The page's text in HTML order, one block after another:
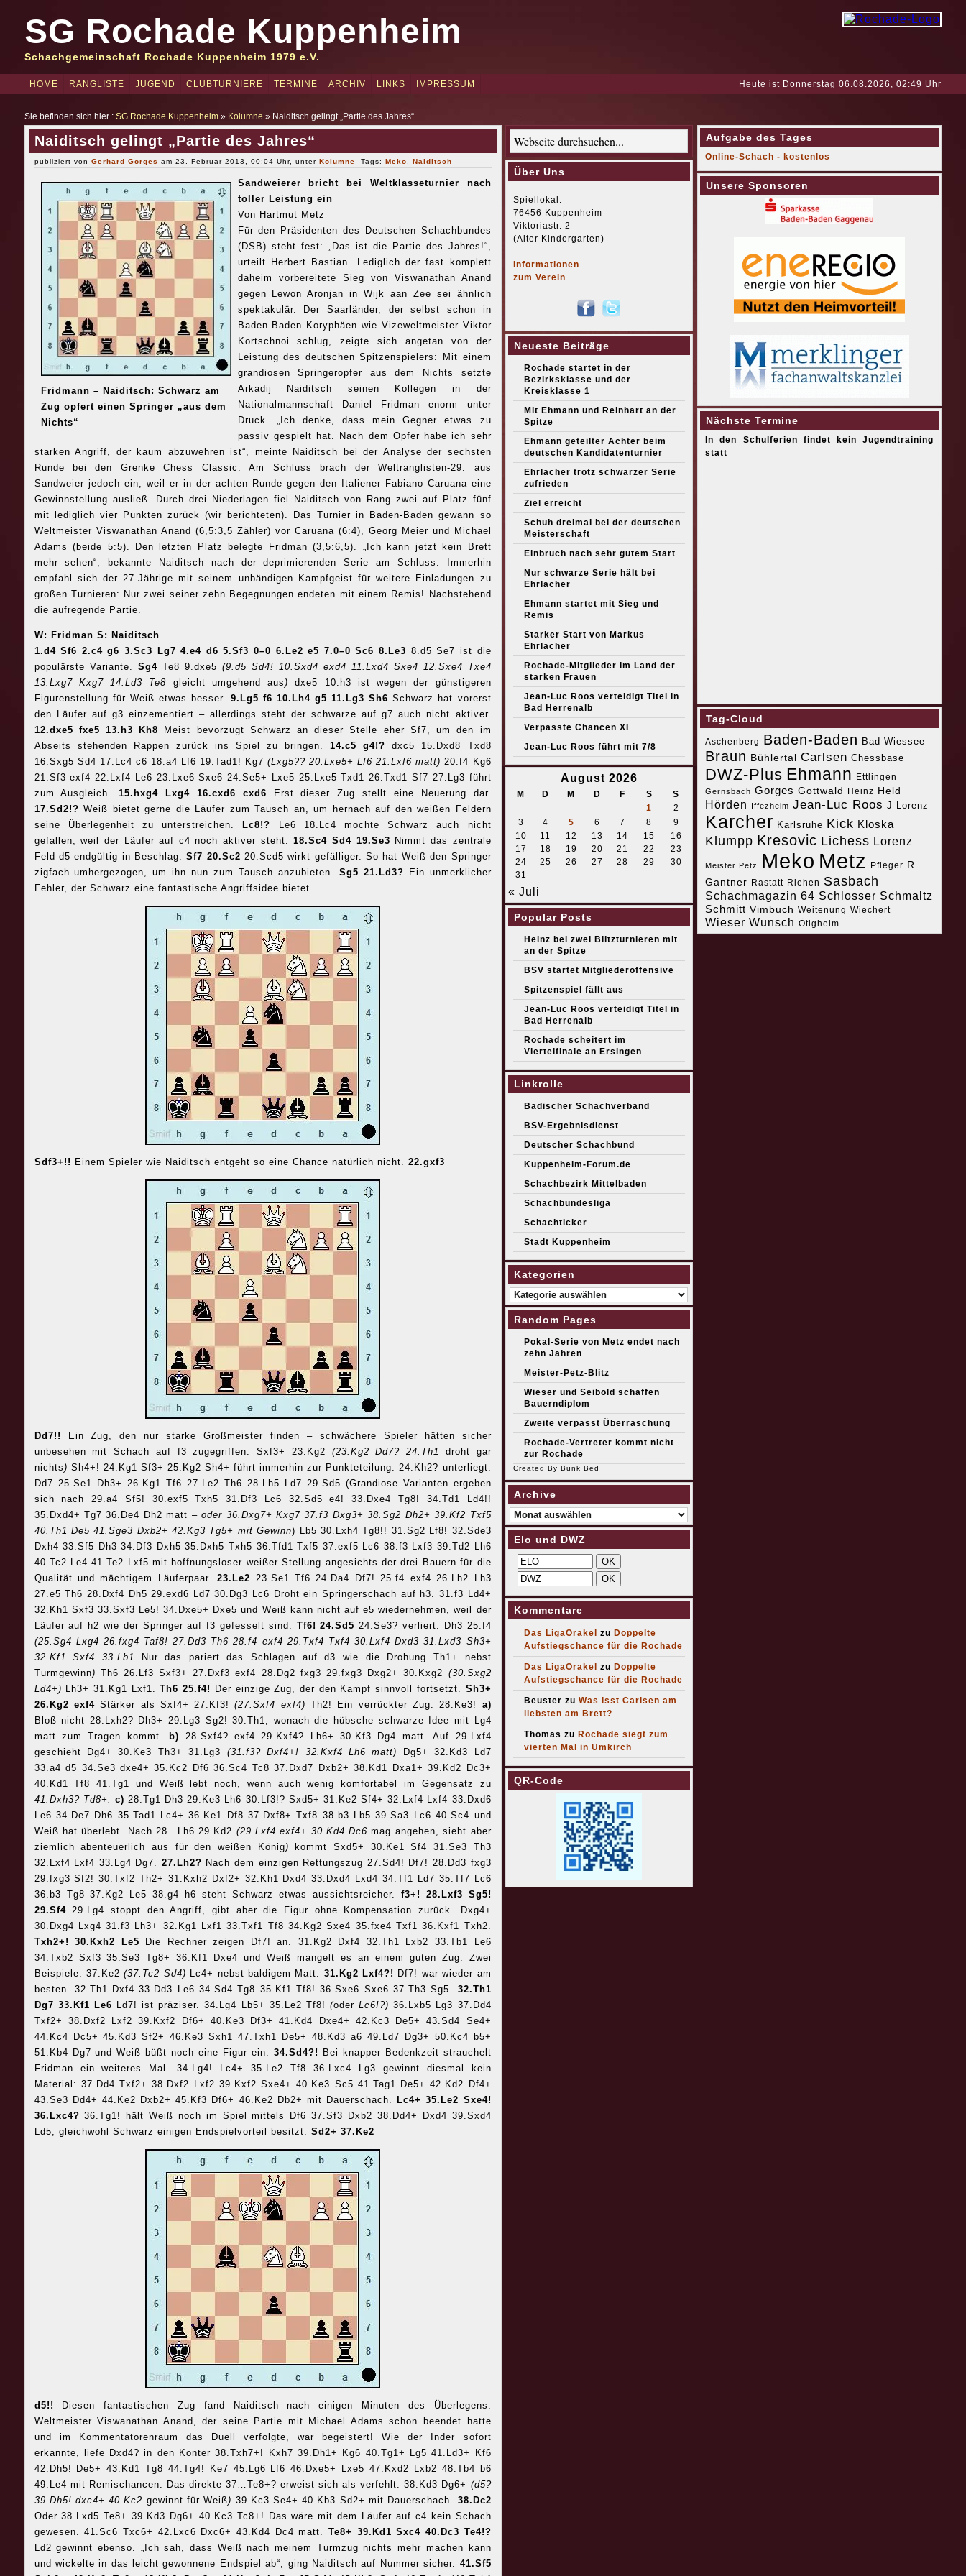
SG Rochade Kuppenheim
Schachgemeinschaft Rochade Kuppenheim 1979 e.V.
HOME RANGLISTE JUGEND CLUBTURNIERE TERMINE ARCHIV LINKS IMPRESSUM Heute ist Donnerstag 06.08.2026, 02:49 Uhr
Sie befinden sich hier : SG Rochade Kuppenheim» Kolumne » Naiditsch gelingt „Partie des Jahres“
Naiditsch gelingt „Partie des Jahres“
publiziert von Gerhard Gorges am 23. Februar 2013, 00:04 Uhr, unter Kolumne Tags: Meko Naiditsch
Fridmann – Naiditsch: Schwarz am
Zug opfert einen Springer „aus dem
Nichts“
Sandweierer bricht bei Weltklasseturnier nach
toller Leistung ein
Von Hartmut Metz
Für den Präsidenten des Deutschen Schachbundes
(DSB) steht fest: „Das ist die Partie des Jahres!“,
urteilt Herbert Bastian. Lediglich der fast komplett
daheim vorbereitete Sieg von Viswanathan Anand
gegen Lewon Aronjan in Wijk aan Zee sei ähnlich
spektakulär. Der Saarländer, der selbst schon in
Baden-Baden Koryphäen wie Vizeweltmeister Viktor
Kortschnoi schlug, zeigte sich angetan von der
Leistung des deutschen Spitzenspielers: Mit einem
grandiosen Springeropfer aus dem Nichts setzte
Arkadij Naiditsch seinen Kollegen in der
Nationalmannschaft Daniel Fridman enorm unter
Druck. „Ich denke, dass mein Gegner etwas zu
passiv gespielt hat. Nach dem Opfer habe ich sehr
starken Angriff, der kaum abzuwehren ist“, meinte Naiditsch bei der Analyse der sechsten
Runde bei den Grenke Chess Classic. Am Schluss brach der Weltranglisten-29. aus
Sandweier jedoch ein, weil er in der achten Runde gegen den Italiener Fabiano Caruana eine
Gewinnstellung ausließ. Durch drei Niederlagen fiel Naiditsch von Rang zwei auf Platz fünf
mit lediglich vier Punkten zurück (wir berichteten). Das Turnier in Baden-Baden gewann so
Weltmeister Viswanathan Anand (6,5:3,5 Zähler) vor Caruana (6:4), Georg Meier und Michael
Adams (beide 5:5). Den letzten Platz belegte Fridman (3,5:6,5). „Ich kann jetzt kein Brett
mehr sehen“, bekannte Naiditsch nach der deprimierenden Serie am Schluss. Immerhin
empfahl sich der 27-Jährige mit seinem unbändigen Kampfgeist für weitere Einladungen zu
großen Turnieren: Nur zwei seiner zehn Begegnungen endeten mit einem Remis! Nachstehend
die aufregende Partie.
W: Fridman S: Naiditsch
1.d4 Sf6 2.c4 g6 3.Sc3 Lg7 4.e4 d6 5.Sf3 0–0 6.Le2 e5 7.0–0 Sc6 8.Le3 8.d5 Se7 ist die
populärste Variante. Sg4 Te8 9.dxe5 (9.d5 Sd4! 10.Sxd4 exd4 11.Lxd4 Sxe4 12.Sxe4 Txe4
13.Lxg7 Kxg7 14.Ld3 Te8 gleicht umgehend aus )dxe5 10.h3 ist wegen der günstigeren
Figurenstellung für Weiß etwas besser. 9.Lg5 f6 10.Lh4 g5 11.Lg3 Sh6Schwarz hat vorerst
den Läufer auf g3 einzementiert – allerdings steht der schwarze auf g7 auch nicht aktiver.
12.dxe5 fxe5 13.h3 Kh8
Meist bevorzugt Schwarz an dieser Stelle eher Sf7, um den im
Abseits stehenden Rappen zurück ins Spiel zu bringen.14.c5 g4!?dxc5 15.Dxd8 Txd8
16.Sxg5 Sd4 17.Lc4 c6 18.a4 Lf6 19.Tad1! Kg7(Lxg5?? 20.Lxe5+ Lf6 21.Lxf6 matt)20.f4 Kg6
21.Sf3 exf4 22.Lxf4 Le6 23.Lxe6 Sxe6 24.Se5+ Lxe5 25.Lxe5 Txd1 26.Txd1 Sf7 27.Lg3 führt
zum Ausgleich.15.hxg4 Lxg4 16.cxd6 cxd6
Erst dieser Zug stellt eine Neuerung dar.
17.Sd2!?Weiß bietet gerne die Läufer zum Tausch an, um hernach auf den weißen Feldern
seine Überlegenheit zu unterstreichen.
Lc8!?
Le6 18.Lc4 mochte Schwarz auch nicht
gefallen, weil der Läufer auf c4 noch aktiver steht.18.Sc4 Sd4 19.Se3 Nimmt das zentrale
Feld d5 endgültig in Beschlag.Sf7 20.Sc220.Scd5 wirkt gefälliger. So hat Weiß den Springer
zigfach umhergezogen, um ihn nun zum Tausch anzubieten. Sg5 21.Ld3?
Ein unmerklicher
Fehler, der Schwarz eine fantastische Angriffsidee bietet.
Sdf3+!! Einem Spieler wie Naiditsch entgeht so eine Chance natürlich nicht. 22.gxf3
Dd7!!
Ein Zug, den nur starke Großmeister finden – schwächere Spieler hätten sicher
unbesehen mit Schach auf f3 zugegriffen. Sxf3+ 23.Kg2 (23.Kg2 Dd7? 24.Th1 droht gar
nichts ) Sh4+! 24.Kg1 Sf3+ 25.Kg2 Sh4+ führt immerhin zur Punkteteilung. 24.Kh2? unterliegt:
Dd7 25.Se1 Dh3+ 26.Kg1 Tf6 27.Le2 Th6 28.Lh5 Ld7 29.Sd5 (Grandiose Varianten ergeben
sich nach 29.a4 Sf5! 30.exf5 Txh5 31.Df3 Lc6 32.Sd5 e4! 33.Dxe4 Tg8! 34.Td1 Ld4!!
35.Dxd4+ Tg7 36.De4 Dh2 matt –oder 36.Dxg7+ Kxg7 37.f3 Dxg3+ 38.Sg2 Dh2+ 39.Kf2 Txf5
40.Th1 De5 41.Sge3 Dxb2+ 42.Kg3 Tg5+ mit Gewinn) Lb5 30.Lxh4 Tg8!! 31.Sg2 Lf8! 32.Sde3
Dxh4 33.Sf5 Dh3 34.Df3 Dxh5 35.Dxh5 Txh5 36.Tfd1 Txf5 37.exf5 Lc6 38.f3 Lxf3 39.Td2 Lh6
40.Tc2 Le4 41.Te2 Lxf5 mit hoffnungsloser weißer Stellung angesichts der drei Bauern für die
Qualität und mächtigem Läuferpaar.23.Le2 23.Se1 Tf6 24.Da4 Df7! 25.f4 exf4 26.Lh2 Lh3
27.e5 Th6 28.Dxf4 Dh5 29.exd6 Ld7 30.Dg3 Lc6 Droht ein Springerschach auf h3. 31.f3 Ld4+
32.Kh1 Sxf3 33.Sxf3 Le5! 34.Dxe5+ Dxe5 und Weiß kann nicht auf e5 wiedernehmen, weil der
Läufer auf h2 wie der Springer auf f3 gefesselt sind. Tf6! 24.Sd524.Se3? verliert: Dh3 25.f4
(25.Sg4 Lxg4 26.fxg4 Taf8! 27.Dd3 Th6 28.f4 exf4 29.Txf4 Txf4 30.Lxf4 Dxd3 31.Lxd3 Sh3+
32.Kf1 Sxf4 33.Lb1
Nur das pariert das Schlagen auf d3 wie die Drohung Th1+ nebst
Turmgewinn) Th6 26.Lf3 Sxf3+ 27.Dxf3 exf4 28.Dg2 fxg3 29.fxg3 Dxg2+ 30.Kxg2 (30.Sxg2
Ld4+) Lh3+ 31.Kg1 Lxf1.Th6 25.f4! Der einzige Zug, der den Kampf sinnvoll fortsetzt. Sh3+
26.Kg2 exf4Stärker als Sxf4+ 27.Kf3!(27.Sxf4 exf4)Th2! Ein verrückter Zug. 28.Ke3! a)
Bloß nicht 28.Lxh2? Dh3+ 29.Lg3 Sg2! 30.Th1, wonach die hübsche schwarze Idee mit Lg4
matt zum Tragen kommt.
b) 28.Sxf4? exf4 29.Kxf4? Lh6+ 30.Kf3 Dg4 matt. Auf 29.Lxf4
geschieht Dg4+ 30.Ke3 Th3+ 31.Lg3 (31.f3?Dxf4+! 32.Kxf4 Lh6 matt)
Dg5+ 32.Kd3 Ld7
33.a4 d5 34.Se3 dxe4+ 35.Kc2 Df6 36.Sc4 Tc8 37.Dxd7 Dxb2+ 38.Kd1 Dxa1+ 39.Kd2 Dc3+
40.Kd1 Tf8 41.Tg1 und Weiß lebt noch, wenn auch wenig komfortabel im Gegensatz zu
41.Dxh3? Td8+. c)28.Tg1 Dh3 29.Ke3 Lh6 30.Lf3!? Sxd5+ 31.Ke2 Sf4+ 32.Lxf4 Lxf4 33.Dxd6
Le6 34.De7 Dh6 35.Tad1 Lc4+ 36.Ke1 Df8 37.Dxf8+ Txf8 38.b3 Lb5 39.Sa3 Lc6 40.Sc4 und
Weiß hat überlebt. Nach 28…Lh6 29.Kd2 (29.Lxf4 exf4+ 30.Kd4 Dc6mag angehen, sieht aber
ziemlich abenteuerlich aus für den weißen König)
kommt Sxd5+ 30.Ke1 Sf4 31.Se3 Th3
32.Lxf4 Lxf4 33.Lg4 Dg7. 27.Lh2? Nach dem einzigen Rettungszug 27.Sd4! Df7! 28.Dd3 fxg3
29.fxg3 Sf2! 30.Txf2 Th2+ 31.Kxh2 Dxf2+ 32.Kh1 Dxd4 33.Dxd4 Lxd4 34.Tf1 Ld7 35.Tf7 Lc6
36.b3 Tg8 37.Kg2 Le5 38.g4 h6 steht Schwarz etwas aussichtsreicher. f3+! 28.Lxf3 Sg5!
29.Sf429.Lg4 stoppt den Angriff, gibt aber die Figur ohne Kompensation zurück. Dxg4+
30.Dxg4 Lxg4 31.f3 Lh3+ 32.Kg1 Lxf1 33.Txf1 Tf8 34.Kg2 Sxe4 35.fxe4 Txf1 36.Kxf1 Txh2.
Txh2+! 30.Kxh2 Le5
Die Rechner zeigen Df7! an. 31.Kg2 Dxf4 32.Th1 Lxb2 33.Tb1 Le6
34.Txb2 Sxf3 35.Se3 Tg8+ 36.Kf1 Dxe4 und Weiß mangelt es an einem guten Zug. Zwei
Beispiele: 37.Ke2(37.Tc2 Sd4) Lc4+ nebst baldigem Matt. 31.Kg2 Lxf4?! Df7! war wieder am
besten. 32.Th1 Dxf4 33.Dd3 Le6 34.Sd4 Tg8 35.Kf1 Tf8! 36.Sxe6 Sxe6 37.Th3 Sg5. 32.Th1
Dg7 33.Kf1 Le6 Ld7! ist präziser. 34.Lg4 Lb5+ 35.Le2 Tf8! (oderLc6!?)36.Lxb5 Lg3 37.Dd4
Txf2+ 38.Dxf2 Lxf2 39.Kxf2 Df6+ 40.Ke3 Df3+ 41.Kd4 Dxe4+ 42.Kc3 De5+ 43.Sd4 Se4+
44.Kc4 Dc5+ 45.Kd3 Sf2+ 46.Ke3 Sxh1 47.Txh1 De5+ 48.Kd3 a6 49.Ld7 Dg3+ 50.Kc4 b5+
51.Kb4 Dg7 und Weiß büßt noch eine Figur ein. 34.Sd4?!
Bei knapper Bedenkzeit strauchelt
Fridman ein weiteres Mal. 34.Lg4! Lc4+ 35.Le2 Tf8 36.Lxc4 Lg3 gewinnt diesmal kein
Material: 37.Dd4 Txf2+ 38.Dxf2 Lxf2 39.Kxf2 Sxe4+ 40.Ke3 Sc5 41.Tag1 De5+ 42.Kd2 Df4+
43.Se3 Dd4+ 44.Ke2 Dxb2+ 45.Kf3 Df6+ 46.Ke2 Db2+ mit Dauerschach.
Lc4+ 35.Le2 Sxe4!
36.Lxc4?36.Tg1! hält Weiß noch im Spiel mittels Df6 37.Sf3 Dxb2 38.Dd4+ Dxd4 39.Sxd4
Ld5, gleichwohl Schwarz einigen Endspielvorteil besitzt. Sd2+ 37.Ke2
d5!!
Diesen fantastischen Zug fand Naiditsch nach einigen Minuten des Überlegens.
Weltmeister Viswanathan Anand, der seine Partie mit Michael Adams schon beendet hatte
und im Kommentatorenraum das Duell verfolgte, war begeistert! Wie der Inder sofort
erkannte, liefe Dxd4? in den Konter 38.Txh7+! Kxh7 39.Dh1+ Kg6 40.Tg1+ Lg5 41.Ld3+ Kf6
42.Dh5! De5+ 43.Kd1 Tg8 44.Tg4! Ke7 45.Lg6 Lf6 46.Dxe5+ Lxe5 47.Kxd2 Lxb2 48.Tb4 b6
49.Le4 mit Remischancen. Das direkte 37…Te8+? erweist sich als verfehlt: 38.Kd3 Dg6+ (d5?
39.Dh5! dxc4+ 40.Kc2 gewinnt für Weiß) 39.Kc3 Se4+ 40.Kb3 Sd2+ mit Dauerschach. 38.Dc2
Oder 38.Lxd5 Te8+ 39.Kd3 Dg6+ 40.Kc3 Tc8+! Das wäre mit dem Läufer auf c4 kein Schach
gewesen. 41.Sc6 Txc6+ 42.Lxc6 Dxc6+ 43.Kd4 Dc4 matt. Te8+ 39.Kd1 Sxc4 40.Dc3 Te4!?
Ld2 gewinnt ebenso. „Ich sah, dass Weiß nach meinem Turmzug nichts mehr machen kann
und wickelte in das leicht gewonnene Endspiel ab“, ging Naiditsch auf Nummer sicher. 41.Sf5
Über Uns
Spiellokal:
76456 Kuppenheim
Viktoriastr. 2
(Alter Kindergarten)
Informationen
zum Verein
Neueste Beiträge
Rochade startet in der
Bezirksklasse und der
Kreisklasse 1
Mit Ehmann und Reinhart an der
Spitze
Ehmann geteilter Achter beim
deutschen Kandidatenturnier
Ehrlacher trotz schwarzer Serie
zufrieden
Ziel erreicht
Schuh dreimal bei der deutschen
Meisterschaft
Einbruch nach sehr gutem Start
Nur schwarze Serie hält bei
Ehrlacher
Ehmann startet mit Sieg und
Remis
Starker Start von Markus
Ehrlacher
Rochade-Mitglieder im Land der
starken Frauen
Jean-Luc Roos verteidigt Titel in
Bad Herrenalb
Verpasste Chancen XI
Jean-Luc Roos führt mit 7/8
August 2026
M D M D F S
S
1
2
3
4 5 6 7 8
9
10
11 12 13 14 15
16
17
18 19 20 21 22
23
24
25 26 27 28 29
30
31
« Juli
Popular Posts
Heinz bei zwei Blitzturnieren mit
an der Spitze
BSV startet Mitgliederoffensive
Spitzenspiel fällt aus
Jean-Luc Roos verteidigt Titel in
Bad Herrenalb
Rochade scheitert im
Viertelfinale an Ersingen
Linkrolle
Badischer Schachverband
BSV-Ergebnisdienst
Deutscher Schachbund
Kuppenheim-Forum.de
Schachbezirk Mittelbaden
Schachbundesliga
Schachticker
Stadt Kuppenheim
Kategorien
Kategorien
Random Pages
Pokal-Serie von Metz endet nach
zehn Jahren
Meister-Petz-Blitz
Wieser und Seibold schaffen
Bauerndiplom
Zweite verpasst Überraschung
Rochade-Vertreter kommt nicht
zur Rochade
Created By Bunk Bed
Archive
Archive
Elo und DWZ
Kommentare
Das LigaOrakel zu Doppelte
Aufstiegschance für die Rochade
Das LigaOrakel zu Doppelte
Aufstiegschance für die Rochade
Beuster zu Was isst Carlsen am
liebsten am Brett?
Thomas zu Rochade siegt zum
vierten Mal in Umkirch
QR-Code
Aufgabe des Tages
Online-Schach - kostenlos
Unsere Sponsoren
Nächste Termine
In den Schulferien findet kein Jugendtraining
statt
Tag-Cloud
Aschenberg Baden-Baden Bad Wiessee
Braun Bühlertal Carlsen Chessbase
DWZ-Plus Ehmann Ettlingen
Gernsbach Gorges Gottwald Heinz Held
Hörden Iffezheim Jean-Luc Roos J Lorenz
Karcher Karlsruhe Kick Kloska
Klumpp Kresovic Lichess Lorenz
Meister Petz Meko Metz Pfleger R.
Gantner
Rastatt Riehen Sasbach
Schachmagazin 64 Schlosser Schmaltz
Schmitt Vimbuch Weitenung Wiechert
Wieser Wunsch Ötigheim